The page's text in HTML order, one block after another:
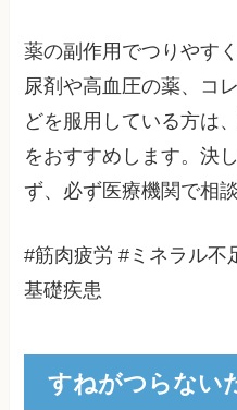
薬の副作用でつりやす
尿剤や高血圧の薬、コ
どを服用している方は
をおすすめします。決
ず、必ず医療機関で相
#筋肉疲労 #ミネラル不
基礎疾患
すねがつらない